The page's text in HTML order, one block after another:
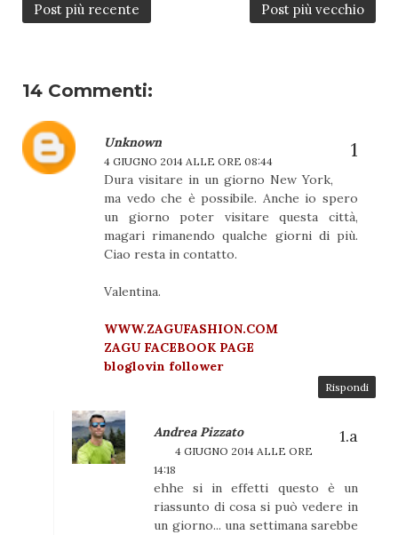
Post più recente Post più vecchio
14 Commenti:
Unknown
4 GIUGNO 2014 ALLE ORE 08:44
Dura visitare in un giorno New York,
ma vedo che è possibile. Anche io spero
un giorno poter visitare questa città,
magari rimanendo qualche giorni di più.
Ciao resta in contatto.
Valentina.
WWW.ZAGUFASHION.COM
ZAGU FACEBOOK PAGE
bloglovin follower
Rispondi
Andrea Pizzato
4 GIUGNO 2014 ALLE ORE
14:18
ehhe si in effetti questo è un
riassunto di cosa si può vedere in
un giorno... una settimana sarebbe